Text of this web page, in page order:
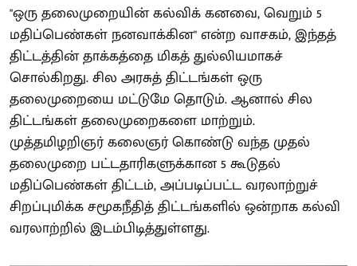
"ஒரு தலைமுறையின் கல்விக் கனவை, வெறும் 5
மதிப்பெண்கள் நனவாக்கின" என்ற வாசகம், இந்தத்
திட்டத்தின் தாக்கத்தை மிகத் துல்லியமாகச்
சொல்கிறது. சில அரசுத் திட்டங்கள் ஒரு
தலைமுறையை மட்டுமே தொடும். ஆனால் சில
திட்டங்கள் தலைமுறைகளை மாற்றும்.
முத்தமிழறிஞர் கலைஞர் கொண்டு வந்த முதல்
தலைமுறை பட்டதாரிகளுக்கான 5 கூடுதல்
மதிப்பெண்கள் திட்டம், அப்படிப்பட்ட வரலாற்றுச்
சிறப்புமிக்க சமூகநீதித் திட்டங்களில் ஒன்றாக கல்வி
வரலாற்றில் இடம்பிடித்துள்ளது.